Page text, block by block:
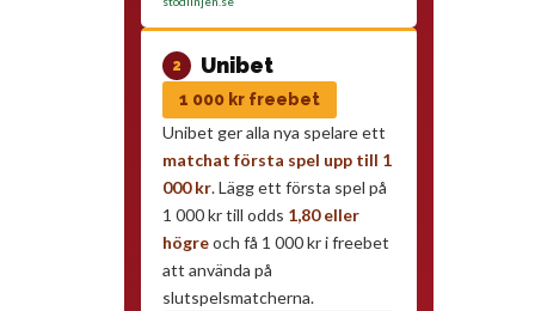
2 Unibet
1 000 kr freebet
Unibet ger alla nya spelare ett
matchat första spel upp till 1
000 kr. Lägg ett första spel på
1 000 kr till odds 1,80 eller
högreoch få 1 000 kr i freebet
att använda på
slutspelsmatcherna.